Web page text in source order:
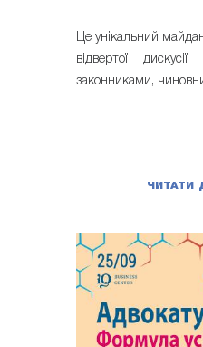
Це унікальний
відвертої
законниками,
ЧИТАТИ